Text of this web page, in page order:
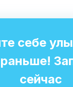
себе
сейчас